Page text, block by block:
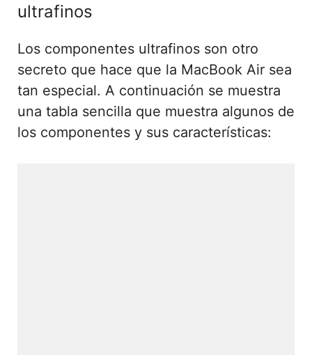
ultrafinos
Los componentes ultrafinos son otro
secreto que hace que la MacBook Air sea
tan especial. A continuación se muestra
una tabla sencilla que muestra algunos de
los componentes y sus características: